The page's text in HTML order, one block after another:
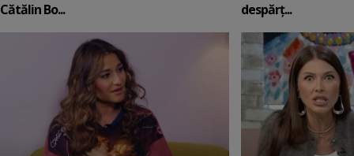
Cătălin Bo...
despărț...